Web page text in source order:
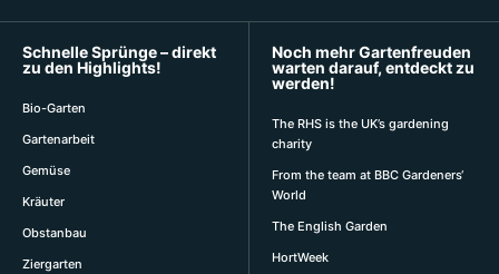
Schnelle Sprünge – direkt
zu den Highlights!
Bio-Garten
Gartenarbeit
Gemüse
Kräuter
Obstanbau
Ziergarten
Noch mehr Gartenfreuden
warten darauf, entdeckt zu
werden!
The RHS is the UK’s gardening
charity
From the team at BBC Gardeners‘
World
The English Garden
HortWeek